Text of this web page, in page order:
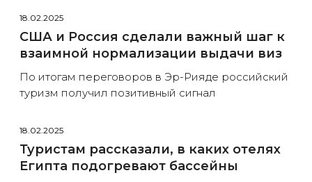
18.02.2025
США и Россия сделали важный шаг к
взаимной нормализации выдачи виз
По итогам переговоров в Эр-Рияде российский
туризм получил позитивный сигнал
18.02.2025
Туристам рассказали, в каких отелях
Египта подогревают бассейны